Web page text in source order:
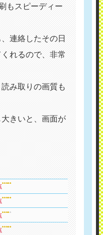
もスピーディー
連絡したその日
れるので、非常
み取りの画質も
きいと、画面が